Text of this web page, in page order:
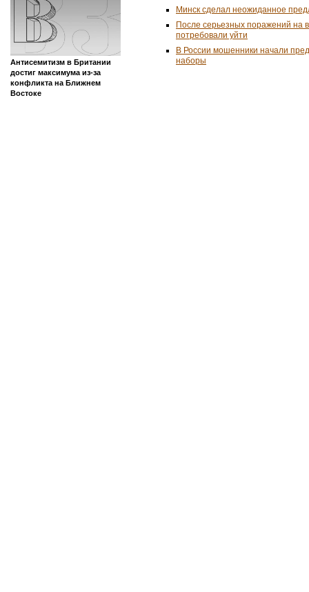
Антисемитизм в Британии
достиг максимума из-за
конфликта на Ближнем
Востоке
Минск сделал неожиданное
После серьезных поражений на
потребовали уйти
В России мошенники начали
наборы